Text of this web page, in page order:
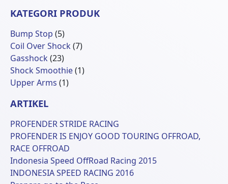
KATEGORI PRODUK
Bump Stop 55
Produk
Coil Over Shock 77
Gasshock 2323
Produk
Shock Smoothie 11
Upper Arms 11
ARTIKEL
PROFENDER STRIDE RACING
PROFENDER IS ENJOY GOOD TOURING OFFROAD,
RACE OFFROAD
Indonesia Speed OffRoad Racing 2015
INDONESIA SPEED RACING 2016